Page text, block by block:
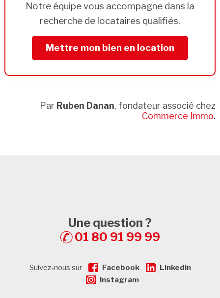
Notre équipe vous accompagne dans la
recherche de locataires qualifiés.
Mettre mon bien en location
Par Ruben Danan, fondateur associé chez
Commerce Immo.
Une question ?
01 80 91 99 99
Suivez-nous sur Facebook
Linkedin
Instagram